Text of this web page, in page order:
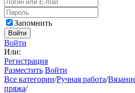
Запомнить
Войти
Войти
Или:
Регистрация
Разместить Войти
Все категории/Ручная работа/
пряжа/